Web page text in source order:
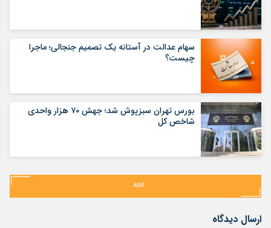
سهام عدالت در آستانه یک تصمیم جنجالی؛ ماجرا
چیست؟
بورس تهران سبزپوش شد؛ جهش ۷۰ هزار واحدی
شاخص کل
ارسال دیدگاه